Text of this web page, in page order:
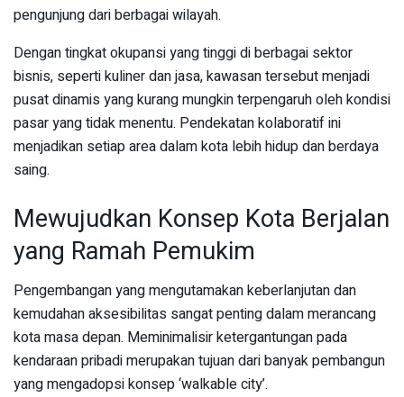
pengunjung dari berbagai wilayah.
Dengan tingkat okupansi yang tinggi di berbagai sektor
bisnis, seperti kuliner dan jasa, kawasan tersebut menjadi
pusat dinamis yang kurang mungkin terpengaruh oleh kondisi
pasar yang tidak menentu. Pendekatan kolaboratif ini
menjadikan setiap area dalam kota lebih hidup dan berdaya
saing.
Mewujudkan Konsep Kota Berjalan
yang Ramah Pemukim
Pengembangan yang mengutamakan keberlanjutan dan
kemudahan aksesibilitas sangat penting dalam merancang
kota masa depan. Meminimalisir ketergantungan pada
kendaraan pribadi merupakan tujuan dari banyak pembangun
yang mengadopsi konsep ‘walkable city’.